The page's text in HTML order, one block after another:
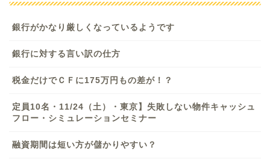
銀行がかなり厳しくなっているようです
銀行に対する言い訳の仕方
税金だけでＣＦに175万円もの差が！？
定員10名・11/24（土）・東京】失敗しない物件キャッシュ
フロー・シミュレーションセミナー
融資期間は短い方が儲かりやすい？